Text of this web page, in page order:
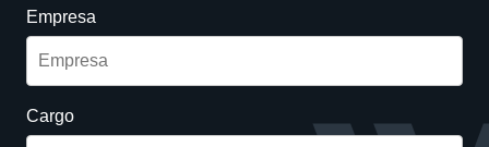
Empresa
Cargo